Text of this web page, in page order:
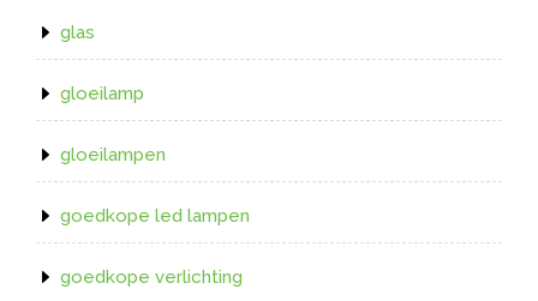
glas
gloeilamp
gloeilampen
goedkope led lampen
goedkope verlichting